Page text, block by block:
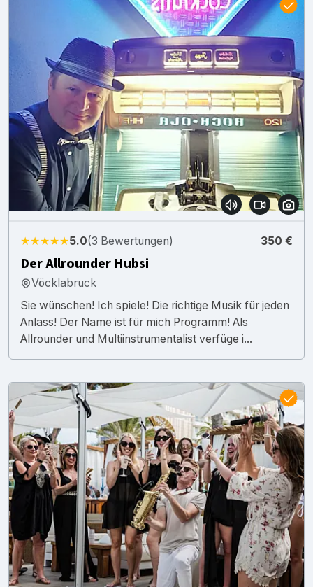
★★★★★5.0(3 Bewertungen) 350 €
Der Allrounder Hubsi
Vöcklabruck
Sie wünschen! Ich spiele! Die richtige Musik für jeden
Anlass! Der Name ist für mich Programm! Als
Allrounder und Multiinstrumentalist verfüge i...